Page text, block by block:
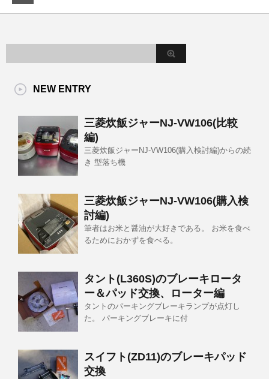
NEW ENTRY
三菱炊飯ジャーNJ-VW106(比較
編)
三菱炊飯ジャーNJ-VW106(購入検討編)からの続
き 型落ち機
三菱炊飯ジャーNJ-VW106(購入検
討編)
筆者はお米と醤油が大好きである。 お米を食べ
るためにおかずを食べる。
タント(L360S)のブレーキロータ
ー＆パッド交換、ローター編
タントのパーキングブレーキランプが点灯し
た。 パーキングブレーキに付
スイフト(ZD11)のブレーキパッド
交換